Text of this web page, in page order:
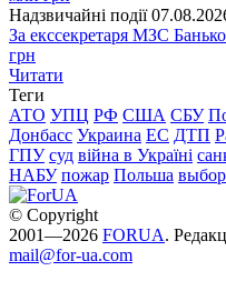
Надзвичайні події
За екссекретаря МЗС
грн
Читати
Теги
АТО УПЦ РФ США СБУ
Донбасс Украина ЕС ДТП
ГПУ суд війна в Україні
НАБУ пожар Польша
© Copyright
2001—2026 FORUA.
mail@for-ua.com